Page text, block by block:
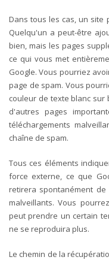
Dans tous les cas, un
Quelqu'un a peut-être
bien, mais les pages
ce qui vous met
Google. Vous pourriez
page de spam. Vous
couleur de texte blanc sur
d'autres pages
téléchargements
chaîne de spam.
Tous ces éléments
force externe, ce que
retirera spontanément de
malveillants. Vous
peut prendre un certain
ne se reproduira plus.
Le chemin de la